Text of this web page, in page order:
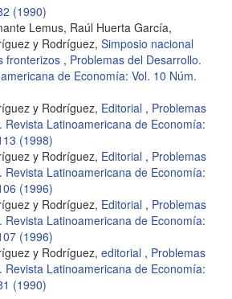
(1990)
Lemus, Raúl Huerta García,
y Rodríguez, Simposio nacional
fronterizos , Problemas del Desarrollo.
de Economía: Vol. 10 Núm.
y Rodríguez, Editorial , Problemas
Revista Latinoamericana de Economía:
(1998)
y Rodríguez, Editorial , Problemas
Revista Latinoamericana de Economía:
(1996)
y Rodríguez, Editorial , Problemas
Revista Latinoamericana de Economía:
(1996)
y Rodríguez, editorial , Problemas
Revista Latinoamericana de Economía:
(1990)